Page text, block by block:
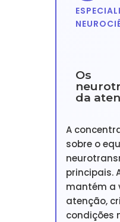
Os
da
A
sobre o
principais.
mantém a
atenção,
condições